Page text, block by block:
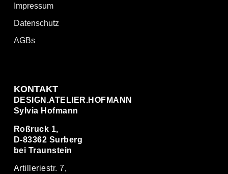
Impressum
Datenschutz
AGBs
KONTAKT
DESIGN.ATELIER.HOFMANN
Sylvia Hofmann
Roßruck 1,
D-83362 Surberg
bei Traunstein
Artilleriestr. 7,